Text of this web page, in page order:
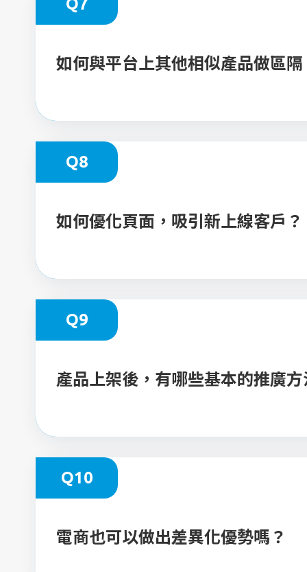
Q7
如何與平台上其他相似產品做區
Q8
如何優化頁面，吸引新上線客戶？
Q9
產品上架後，有哪些基本的推廣
Q10
電商也可以做出差異化優勢嗎？